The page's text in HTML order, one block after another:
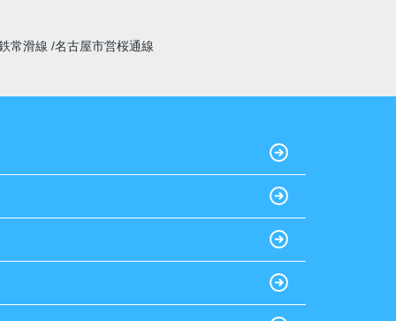
常滑線 名古屋市営桜通線